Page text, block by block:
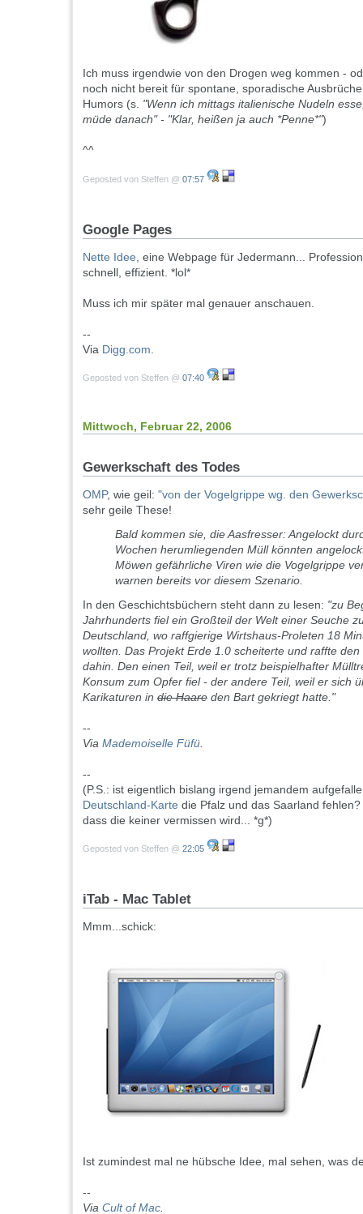
Ich muss irgendwie von den Drogen weg kommen -
noch nicht bereit für spontane, sporadische
Humors (s. "Wenn ich mittags italienische Nudeln
müde danach" - "Klar, heißen ja auch *Penne*")
^^
Geposted von Steffen @ 07:57
Google Pages
Nette Idee , eine Webpage für Jedermann...
schnell, effizient. *lol*
Muss ich mir später mal genauer anschauen.
--
Via Digg.com
Geposted von Steffen @ 07:40
Mittwoch, Februar 22, 2006
Gewerkschaft des Todes
OMP, wie geil: "von der Vogelgrippe wg. den
sehr geile These!
Bald kommen sie, die Aasfresser: Angelockt
Wochen herumliegenden Müll könnten
Möwen gefährliche Viren wie die Vogelgrippe
warnen bereits vor diesem Szenario.
In den Geschichtsbüchern steht dann zu lesen: "zu
Jahrhunderts fiel ein Großteil der Welt einer Seuche
Deutschland, wo raffgierige Wirtshaus-Proleten 18
wollten. Das Projekt Erde 1.0 scheiterte und raffte
dahin. Den einen Teil, weil er trotz beispielhafter
Konsum zum Opfer fiel - der andere Teil, weil er sich
Karikaturen in die Haare den Bart gekriegt hatte."
--
Via Mademoiselle Füfü
--
(P.S.: ist eigentlich bislang irgend jemandem
Deutschland-Karte die Pfalz und das Saarland
dass die keiner vermissen wird... *g*)
Geposted von Steffen @ 22:05
iTab - Mac Tablet
Mmm...schick:
Ist zumindest mal ne hübsche Idee, mal sehen, was
--
Via Cult of Mac.